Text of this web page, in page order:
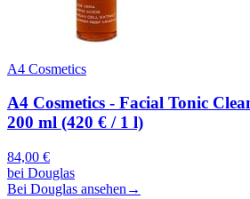
A4 Cosmetics
A4 Cosmetics - Facial Tonic
200 ml (420 € / 1 l)
84,00 €
bei Douglas
Bei Douglas ansehen →